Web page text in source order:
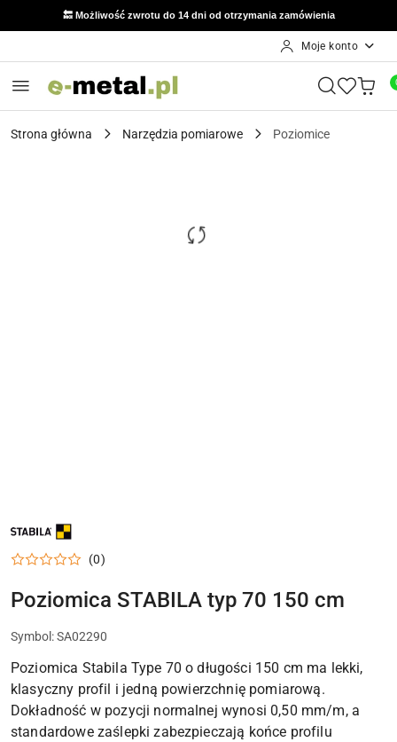
🔙 Możliwość zwrotu do 14 dni od otrzymania zamówienia
Moje konto
Strona główna Narzędzia pomiarowe Poziomice
NAZWA
PRODUCENTA:
STABILA
(0)
Poziomica STABILA typ 70 150 cm
Symbol:SA02290
Poziomica Stabila Type 70 o długości 150 cm ma lekki,
klasyczny profil i jedną powierzchnię pomiarową.
Dokładność w pozycji normalnej wynosi 0,50 mm/m, a
standardowe zaślepki zabezpieczają końce profilu